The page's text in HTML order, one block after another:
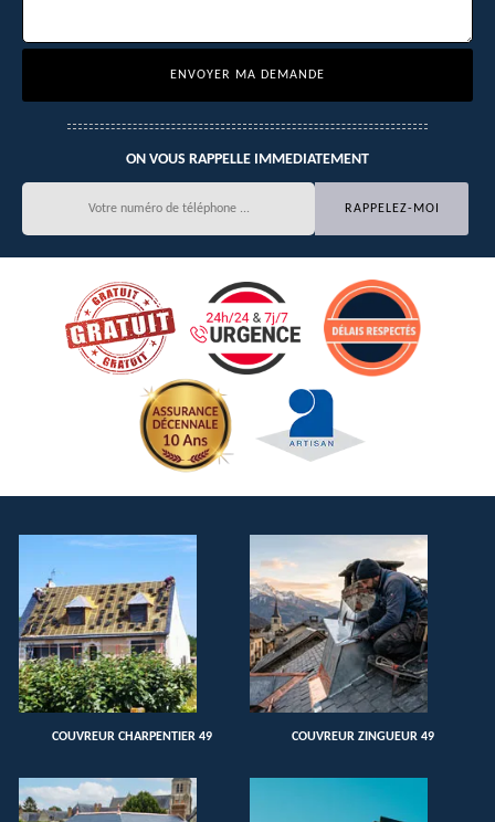
ON VOUS RAPPELLE IMMEDIATEMENT
COUVREUR CHARPENTIER 49 COUVREUR ZINGUEUR 49